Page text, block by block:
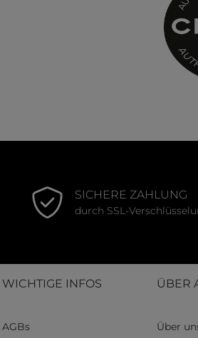
SICHERE ZAHLUNG
durch SSL-
WICHTIGE INFOS
AGBs
ÜBER
Über